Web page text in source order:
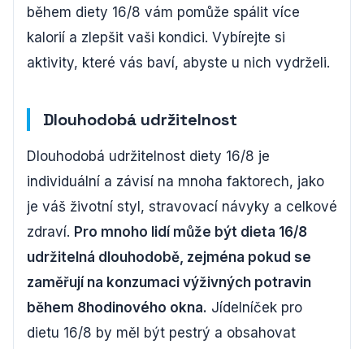
během diety 16/8 vám pomůže spálit více
kalorií a zlepšit vaši kondici. Vybírejte si
aktivity, které vás baví, abyste u nich vydrželi.
Dlouhodobá udržitelnost
Dlouhodobá udržitelnost diety 16/8 je
individuální a závisí na mnoha faktorech, jako
je váš životní styl, stravovací návyky a celkové
zdraví. Pro mnoho lidí může být dieta 16/8
udržitelná dlouhodobě, zejména pokud se
zaměřují na konzumaci výživných potravin
během 8hodinového okna. Jídelníček pro
dietu 16/8 by měl být pestrý a obsahovat